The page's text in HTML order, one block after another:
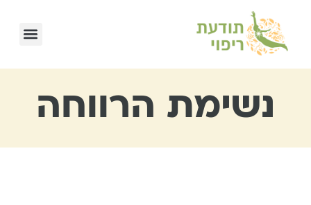
נשימת הרווחה